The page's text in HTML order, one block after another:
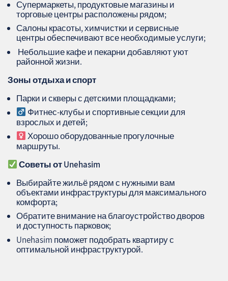
Супермаркеты, продуктовые магазины и
торговые центры расположены рядом;
Салоны красоты, химчистки и сервисные
центры обеспечивают все необходимые услуги;
️ Небольшие кафе и пекарни добавляют уют
районной жизни.
Зоны отдыха и спорт
Парки и скверы с детскими площадками;
Фитнес-клубы и спортивные секции для
взрослых и детей;
Хорошо оборудованные прогулочные
маршруты.
Советы от Unehasim
Выбирайте жильё рядом с нужными вам
объектами инфраструктуры для максимального
комфорта;
Обратите внимание на благоустройство дворов
и доступность парковок;
Unehasim поможет подобрать квартиру с
оптимальной инфраструктурой.